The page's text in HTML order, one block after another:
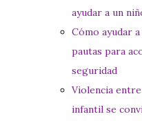
ayudar a un
Cómo ayudar
pautas para
seguridad
Violencia
infantil se